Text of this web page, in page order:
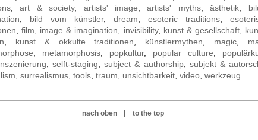
,art & society, artists' image ,artists' myths,ästhetik
bild vom künstler, dream esoteric traditions
,film image & imagination invisibility, kunst & gesellschaft,
kunst & okkulte traditionen künstlermythen magic
metamorphosis popkultur, popular culture
,selft-staging ,subject & authorship, subjekt &
surrealismus tools traum unsichtbarkeit video werkzeug
nach oben to the top